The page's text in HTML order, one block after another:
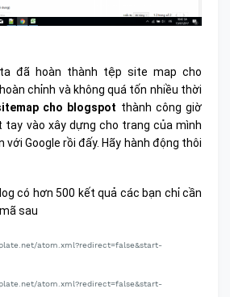
đã hoàn thành tệp site map cho
chỉnh và không quá tốn nhiều thời
cho blogspot thành công giờ
vào xây dựng cho trang của mình
Google rồi đấy. Hãy hành động thôi
có hơn 500 kết quả các bạn chỉ cần
sau
atom.xml?redirect=false&start-
atom.xml?redirect=false&start-